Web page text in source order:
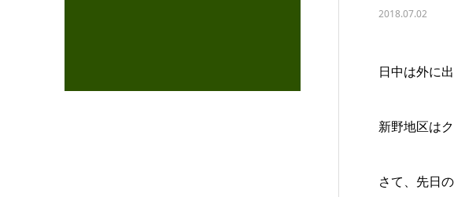
2018.07.02
日中は外に
新野地区は
さて、先日